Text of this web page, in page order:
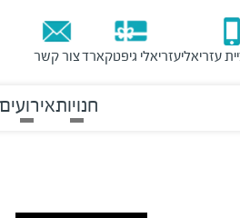
עזריאליעזריאלי גיפטקארדצור קשר
חנויותאירועים